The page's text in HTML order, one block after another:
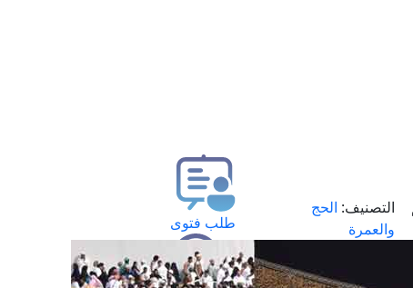
التصنيف: الحج
والعمرة
طلب فتوى